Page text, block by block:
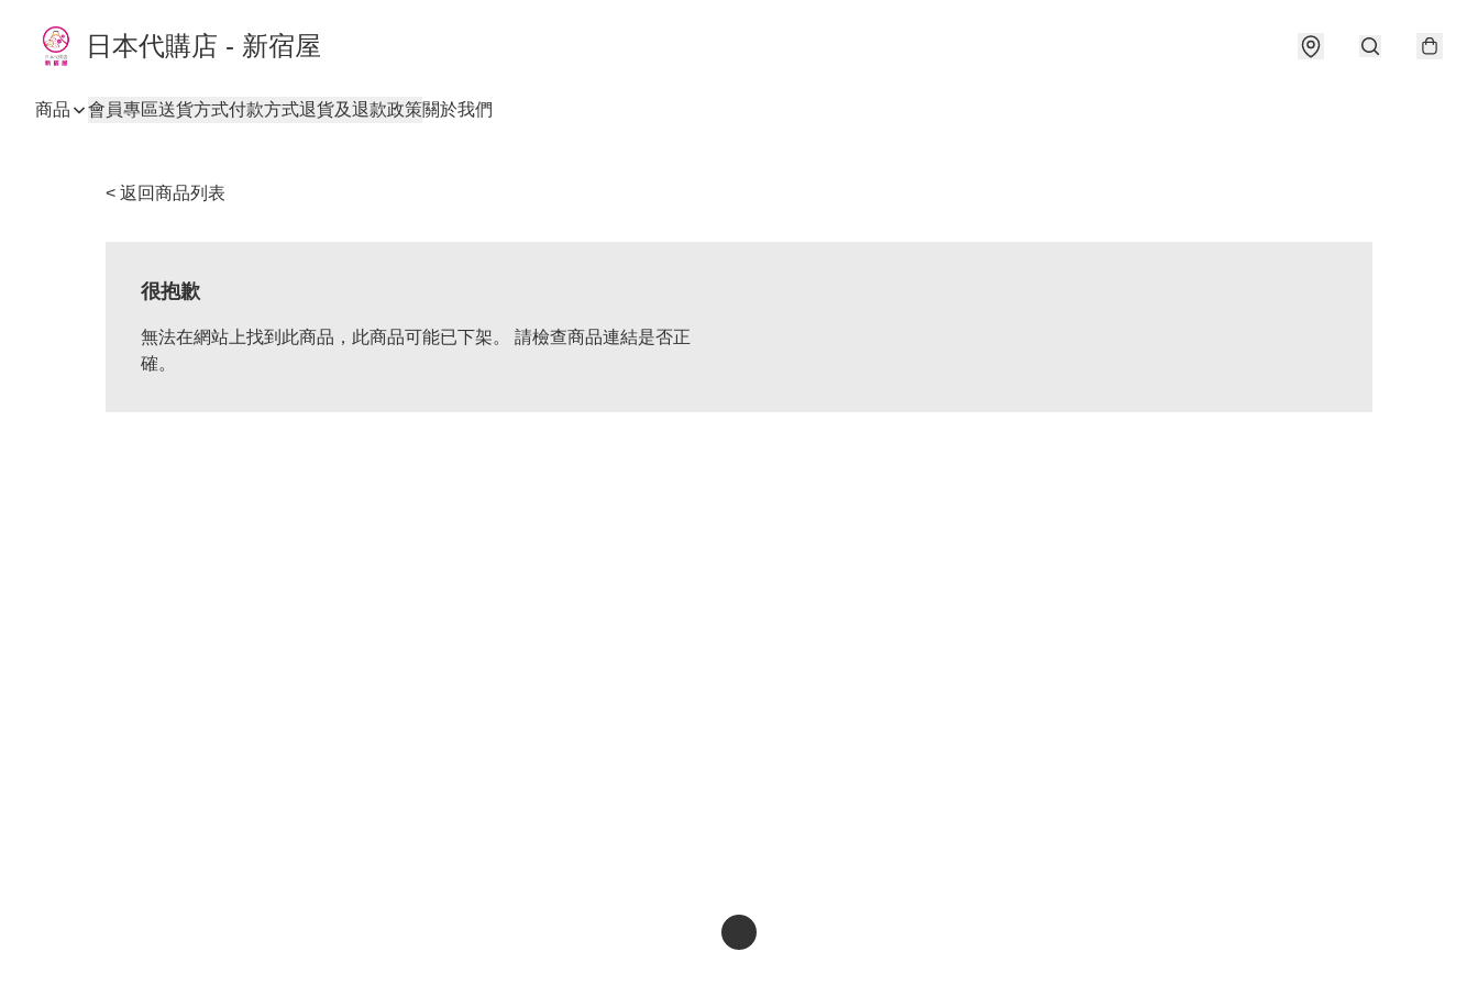
日本代購店 - 新宿屋
商品 會員專區送貨方式付款方式退貨及退款政策關於我們
< 返回商品列表
很抱歉
無法在網站上找到此商品，此商品可能已下架。 請檢查商品連結是否正
確。